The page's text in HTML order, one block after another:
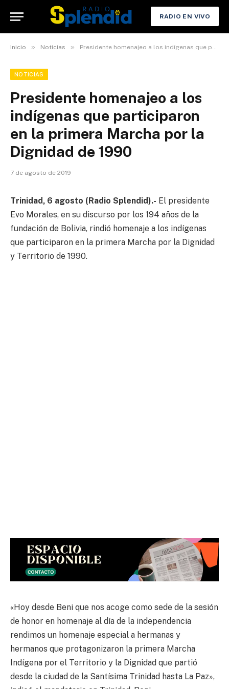
RADIO EN VIVO
Inicio » Noticias » Presidente homenajeo a los indígenas que participaron en la primera Marcha por la Dignidad de 1990
NOTICIAS
Presidente homenajeo a los
indígenas que participaron
en la primera Marcha por la
Dignidad de 1990
7 de agosto de 2019
Trinidad, 6 agosto (Radio Splendid).- El presidente
Evo Morales, en su discurso por los 194 años de la
fundación de Bolivia, rindió homenaje a los indígenas
que participaron en la primera Marcha por la Dignidad
y Territorio de 1990.
«Hoy desde Beni que nos acoge como sede de la sesión
de honor en homenaje al día de la independencia
rendimos un homenaje especial a hermanas y
hermanos que protagonizaron la primera Marcha
Indígena por el Territorio y la Dignidad que partió
desde la ciudad de la Santísima Trinidad hasta La Paz»,